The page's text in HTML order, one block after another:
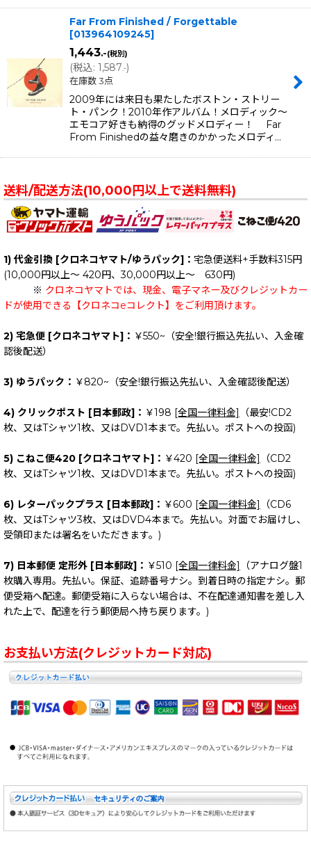
Far From Finished / Forgettable
[013964109245]
1,443.-(税別)
(税込: 1,587.-)
在庫数 3点
2009年には来日も果たしたボストン・ストリー
ト・パンク！2010年作アルバム！メロディック〜
エモコア好きも納得のグッドメロディー！ Far
From Finishedの益々磨きのかかったメロディ…
送料/配送方法(10,000円以上で送料無料)
1) 代金引換 [クロネコヤマト/ゆうパック]： 宅急便送料+手数料315円
(10,000円以上～ 420円、30,000円以上～ 630円)
※ クロネコヤマトでは、現金、電子マネー及びクレジットカー
ドが使用できる【クロネコeコレクト】をご利用頂けます。
2) 宅急便 [クロネコヤマト]： ￥550~（安全!銀行振込先払い、入金確
認後配送）
3) ゆうパック： ￥820~（安全!銀行振込先払い、入金確認後配送）
4) クリックポスト [日本郵政]： ￥198 [全国一律料金]
（最安!CD2
枚、又はTシャツ1枚、又はDVD1本まで。先払い。ポストへの投函)
5) こねこ便420 [クロネコヤマト]： ￥420 [全国一律料金]
（CD2
枚、又はTシャツ1枚、又はDVD1本まで。先払い。ポストへの投函)
6) レターパックプラス [日本郵政]： ￥600 [全国一律料金]
（CD6
枚、又はTシャツ3枚、又はDVD4本まで。先払い。対面でお届けし、
受領印または署名をいただきます。)
7) 日本郵便 定形外 [日本郵政]： ￥510 [全国一律料金]
（アナログ盤1
枚購入専用。先払い。保証、追跡番号ナシ。到着日時の指定ナシ。郵
便受箱へ配達。郵便受箱に入らない場合は、不在配達通知書を差し入
れた上で、配達を行う郵便局へ持ち戻ります。)
お支払い方法(クレジットカード対応)